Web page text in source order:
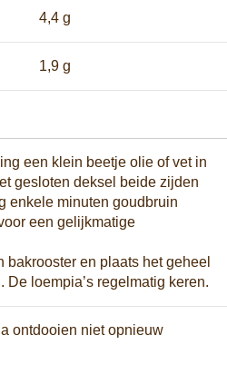
4,4 g
1,9 g
een klein beetje olie of vet in
gesloten deksel beide zijden
enkele minuten goudbruin
een gelijkmatige
bakrooster en plaats het geheel
De loempia’s regelmatig keren.
ontdooien niet opnieuw